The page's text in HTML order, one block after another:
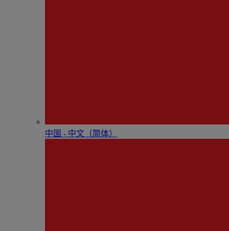
中国 - 中⽂（简体）